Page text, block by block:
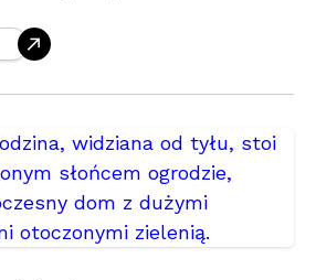
życia. Dziś sytuacja